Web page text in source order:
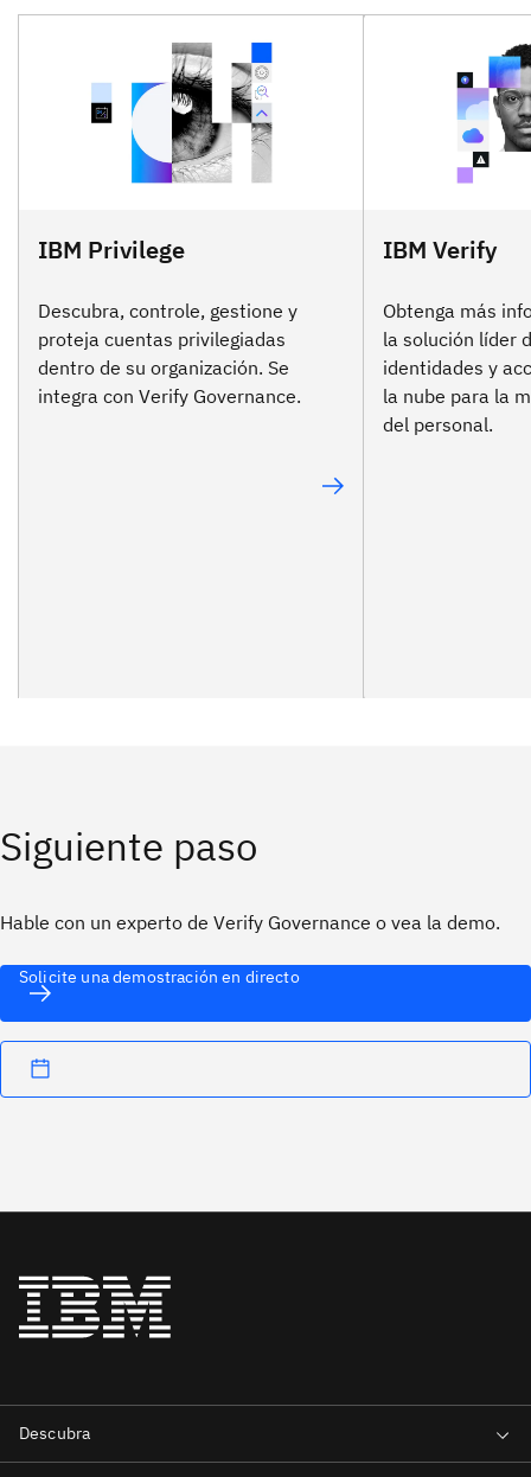
IBM Privilege
Descubra, controle, gestione y
proteja cuentas privilegiadas
dentro de su organización. Se
integra con Verify Governance.
IBM Verify
Obtenga más
la solución líder
identidades y
la nube para la
del personal.
Siguiente paso
Hable con un experto de Verify Governance o vea la demo.
Solicite una demostración en directo